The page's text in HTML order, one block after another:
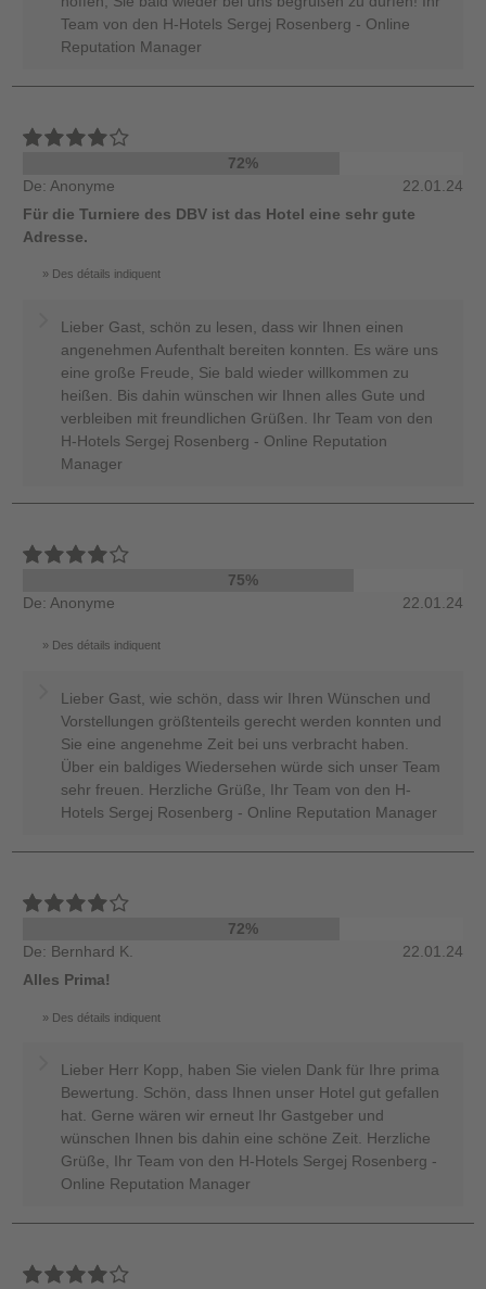
Team von den H-Hotels Sergej Rosenberg - Online
Reputation Manager
72%
De: Anonyme
22.01.24
Für die Turniere des DBV ist das Hotel eine sehr gute
Adresse.
Des détails indiquent
Lieber Gast, schön zu lesen, dass wir Ihnen einen
angenehmen Aufenthalt bereiten konnten. Es wäre uns
eine große Freude, Sie bald wieder willkommen zu
heißen. Bis dahin wünschen wir Ihnen alles Gute und
verbleiben mit freundlichen Grüßen. Ihr Team von den
H-Hotels Sergej Rosenberg - Online Reputation
Manager
75%
De: Anonyme
22.01.24
Des détails indiquent
Lieber Gast, wie schön, dass wir Ihren Wünschen und
Vorstellungen größtenteils gerecht werden konnten und
Sie eine angenehme Zeit bei uns verbracht haben.
Über ein baldiges Wiedersehen würde sich unser Team
sehr freuen. Herzliche Grüße, Ihr Team von den H-
Hotels Sergej Rosenberg - Online Reputation Manager
72%
De: Bernhard K.
22.01.24
Alles Prima!
Des détails indiquent
Lieber Herr Kopp, haben Sie vielen Dank für Ihre prima
Bewertung. Schön, dass Ihnen unser Hotel gut gefallen
hat. Gerne wären wir erneut Ihr Gastgeber und
wünschen Ihnen bis dahin eine schöne Zeit. Herzliche
Grüße, Ihr Team von den H-Hotels Sergej Rosenberg -
Online Reputation Manager